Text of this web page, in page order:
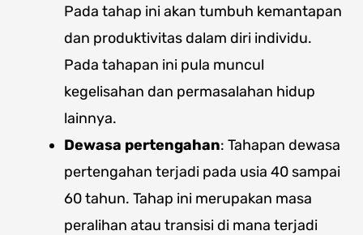
Pada tahap ini akan tumbuh kemantapan
dan produktivitas dalam diri individu.
Pada tahapan ini pula muncul
kegelisahan dan permasalahan hidup
lainnya.
Dewasa pertengahan: Tahapan dewasa
pertengahan terjadi pada usia 40 sampai
60 tahun. Tahap ini merupakan masa
peralihan atau transisi di mana terjadi